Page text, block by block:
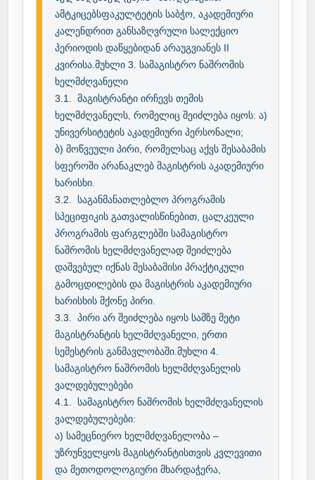
ამტკიცებსფაკულტეტის საბჭო, აკადემიური
კალენდრით განსაზღვრული სალექციო
პერიოდის დაწყებიდან არაუგვიანეს II
კვირისა.მუხლი 3. სამაგისტრო ნაშრომის
ხელმძღვანელი
3.1.	მაგისტრანტი ირჩევს თემის
ხელმძღვანელს, რომელიც შეიძლება იყოს: ა)
უნივერსიტეტის აკადემიური პერსონალი;
ბ) მოწვეული პირი, რომელსაც აქვს შესაბამის
სფეროში არანაკლებ მაგისტრის აკადემიური
ხარისხი.
3.2.	საგანმანათლებლო პროგრამის
სპეციფიკის გათვალისწინებით, ცალკეული
პროგრამის ფარგლებში სამაგისტრო
ნაშრომის ხელმძღვანელად შეიძლება
დაშვებულ იქნას შესაბამისი პრაქტიკული
გამოცდილების და მაგისტრის აკადემიური
ხარისხის მქონე პირი.
3.3.	პირი არ შეიძლება იყოს სამზე მეტი
მაგისტრანტის ხელმძღვანელი, ერთი
სემესტრის განმავლობაში.მუხლი 4.
სამაგისტრო ნაშრომის ხელმძღვანელის
ვალდებულებები
4.1.	სამაგისტრო ნაშრომის ხელმძღვანელის
ვალდებულებები:
ა) სამეცნიერო ხელმძღვანელობა –
უზრუნველყოს მაგისტრანტისთვის კვლევითი
და მეთოდოლოგიური მხარდაჭერა,